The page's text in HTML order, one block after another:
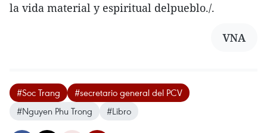
la vida material y espiritual delpueblo./.
VNA
#Soc Trang
#secretario general del PCV
#Nguyen Phu Trong
#Libro